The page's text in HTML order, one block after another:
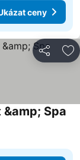
ceny
Sdílet
Spa